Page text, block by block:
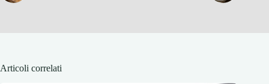
Articoli correlati